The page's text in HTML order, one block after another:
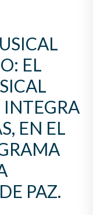
LA
PAZ.
EL
EN EL
PAZ.